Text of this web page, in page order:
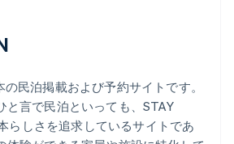
の民泊掲載および予約サイトです。
と言で民泊といっても、STAY
らしさを追求しているサイトであ